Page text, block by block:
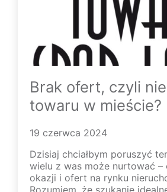
Brak ofert, czyli
towaru w mieście?
19 czerwca 2024
Dzisiaj chciałbym poruszyć
wielu z was może nurtować –
okazji i ofert na rynku